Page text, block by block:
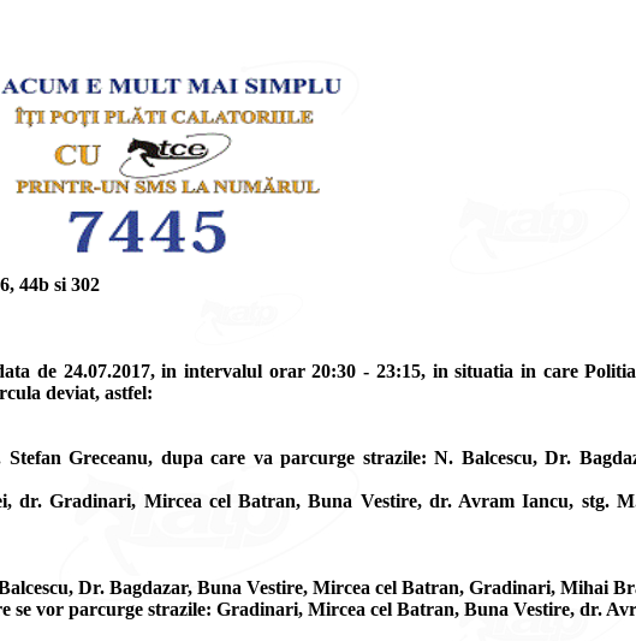
44b si 302
de 24.07.2017, in intervalul orar 20:30 - 23:15, in situatia in care
deviat, astfel:
Greceanu, dupa care va parcurge strazile: N. Balcescu, Dr.
Gradinari, Mircea cel Batran, Buna Vestire, dr. Avram Iancu, stg.
Dr. Bagdazar, Buna Vestire, Mircea cel Batran, Gradinari, Mihai
vor parcurge strazile: Gradinari, Mircea cel Batran, Buna Vestire, dr.